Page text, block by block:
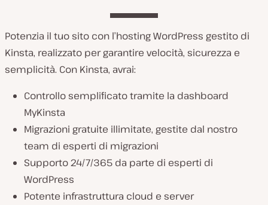
Potenzia il tuo sito con l’hosting WordPress gestito di
Kinsta, realizzato per garantire velocità, sicurezza e
semplicità. Con Kinsta, avrai:
Controllo semplificato tramite la dashboard
MyKinsta
Migrazioni gratuite illimitate, gestite dal nostro
team di esperti di migrazioni
Supporto 24/7/365 da parte di esperti di
WordPress
Potente infrastruttura cloud e server